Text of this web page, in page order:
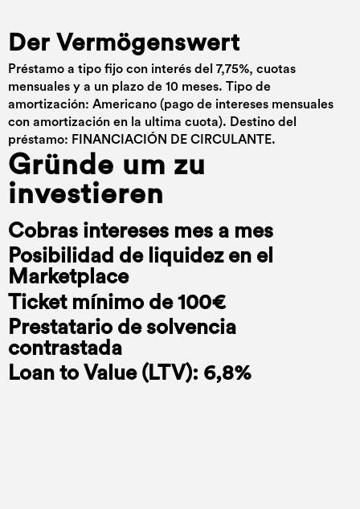
Der Vermögenswert
Préstamo a tipo fijo con interés del 7,75%, cuotas
mensuales y a un plazo de 10 meses. Tipo de
amortización: Americano (pago de intereses mensuales
con amortización en la ultima cuota). Destino del
préstamo: FINANCIACIÓN DE CIRCULANTE.
Gründe um zu
investieren
Cobras intereses mes a mes
Posibilidad de liquidez en el
Marketplace
Ticket mínimo de 100€
Prestatario de solvencia
contrastada
Loan to Value (LTV): 6,8%